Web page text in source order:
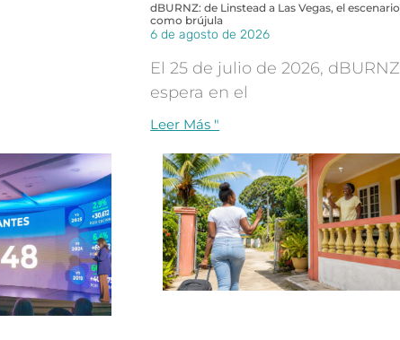
dBURNZ: de Linstead a Las Vegas, el escenario
como brújula
6 de agosto de 2026
El 25 de julio de 2026, dBURNZ
espera en el
Leer Más "